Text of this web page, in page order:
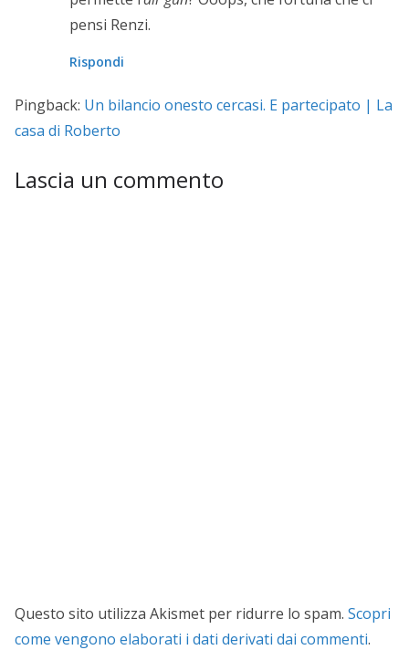
pensi Renzi.
Rispondi
Pingback: Un bilancio onesto cercasi. E partecipato | La
casa di Roberto
Lascia un commento
Questo sito utilizza Akismet per ridurre lo spam. Scopri
come vengono elaborati i dati derivati dai commenti.